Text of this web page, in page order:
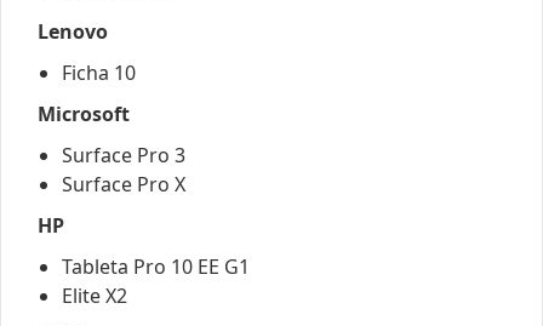
Lenovo
Ficha 10
Microsoft
Surface Pro 3
Surface Pro X
HP
Tableta Pro 10 EE G1
Elite X2